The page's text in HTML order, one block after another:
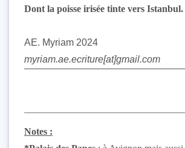
Dont la poisse irisée tinte vers Istanbul.
AE. Myriam 2024
myriam.ae.ecriture[at]gmail.com
Notes :